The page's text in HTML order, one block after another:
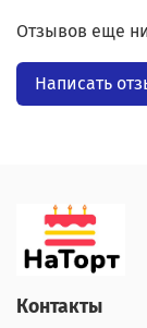
Отзывов еще
Написать
Контакты